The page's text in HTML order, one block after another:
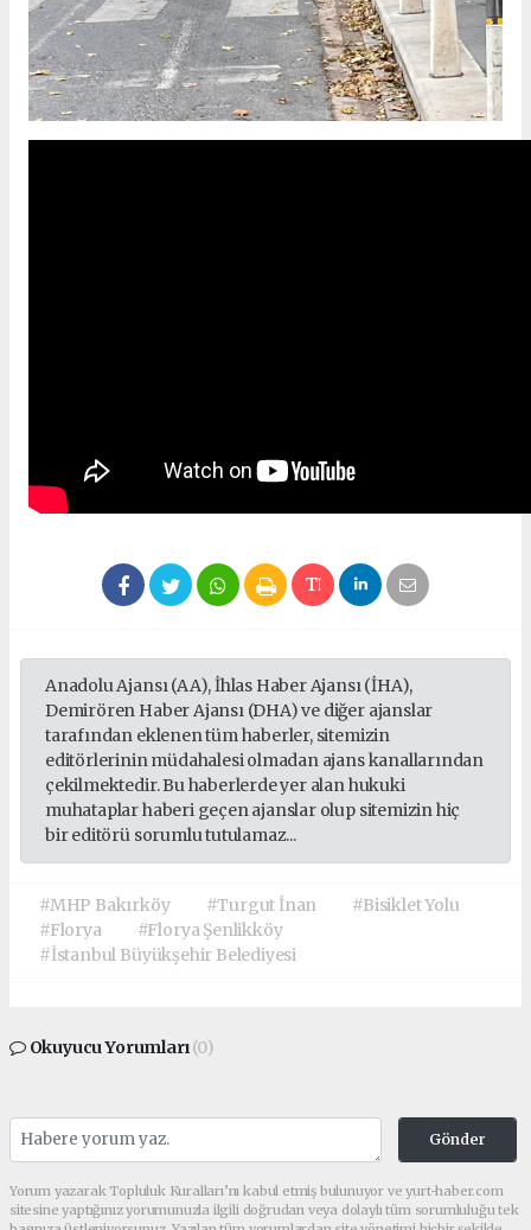
Anadolu Ajansı (AA), İhlas Haber Ajansı (İHA),
Demirören Haber Ajansı (DHA) ve diğer ajanslar
tarafından eklenen tüm haberler, sitemizin
editörlerinin müdahalesi olmadan ajans kanallarından
çekilmektedir. Bu haberlerde yer alan hukuki
muhataplar haberi geçen ajanslar olup sitemizin hiç
bir editörü sorumlu tutulamaz...
#MHP Bakırköy #Turgut İnan
#Bisiklet Yolu
#Florya
#Florya Şenlikköy
#İstanbul Büyükşehir Belediyesi
Okuyucu Yorumları(0)
Gönder
Yorum yazarak Topluluk Kuralları’nı kabul etmiş bulunuyor ve yurt-haber.com
sitesine yaptığınız yorumunuzla ilgili doğrudan veya dolaylı tüm sorumluluğu tek